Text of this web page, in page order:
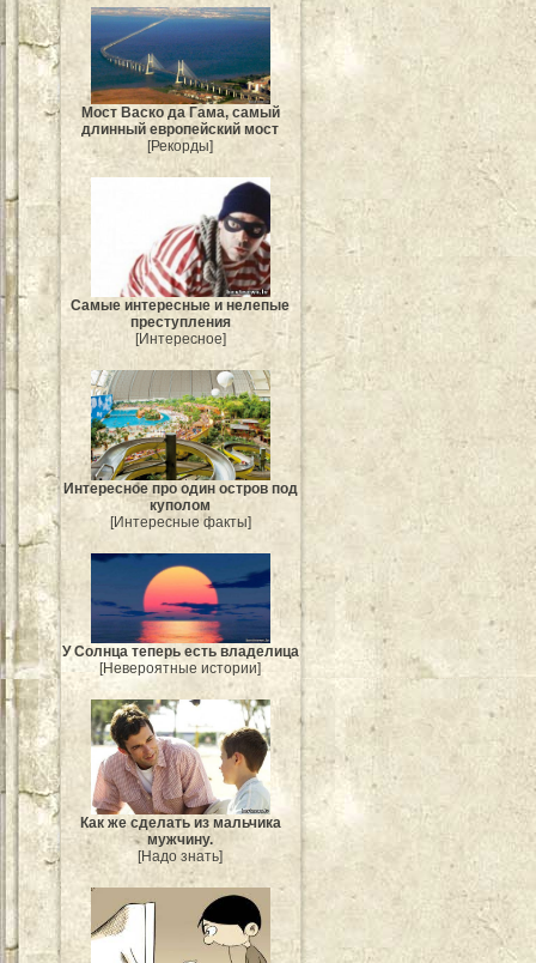
Мост Васко да Гама, самый
длинный европейский мост
[Рекорды]
Самые интересные и нелепые
преступления
[Интересное]
Интересное про один остров под
куполом
[Интересные факты]
У Солнца теперь есть владелица
[Невероятные истории]
Как же сделать из мальчика
мужчину.
[Надо знать]